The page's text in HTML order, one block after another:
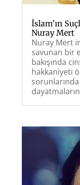
İslam’ın
Nuray Mert
Nuray Mert
savunan bir
bakışında
hakkaniyeti
sorunlarında